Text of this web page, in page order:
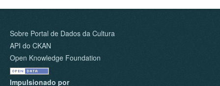
Sobre Portal de Dados da Cultura
API do CKAN
Open Knowledge Foundation
Impulsionado por